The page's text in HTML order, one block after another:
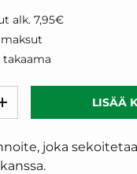
alk. 7,95€
LISÄÄ MÄÄRÄÄ LISÄÄ
joka